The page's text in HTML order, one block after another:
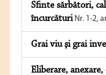
Sfinte sărbători,
încurcăturiNr. 1-2,
Grai viu şi grai
Eliberare, anexare,